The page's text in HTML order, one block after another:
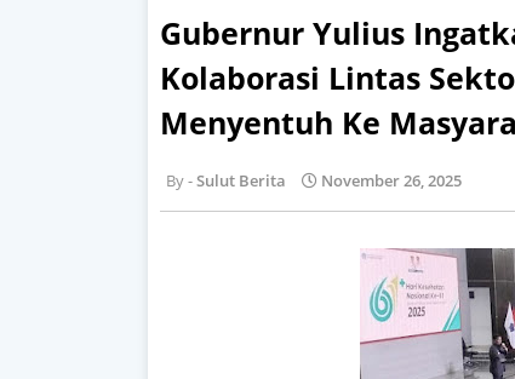
Gubernur Yulius
Kolaborasi Lintas
Menyentuh Ke
Sulut Berita November 26, 2025